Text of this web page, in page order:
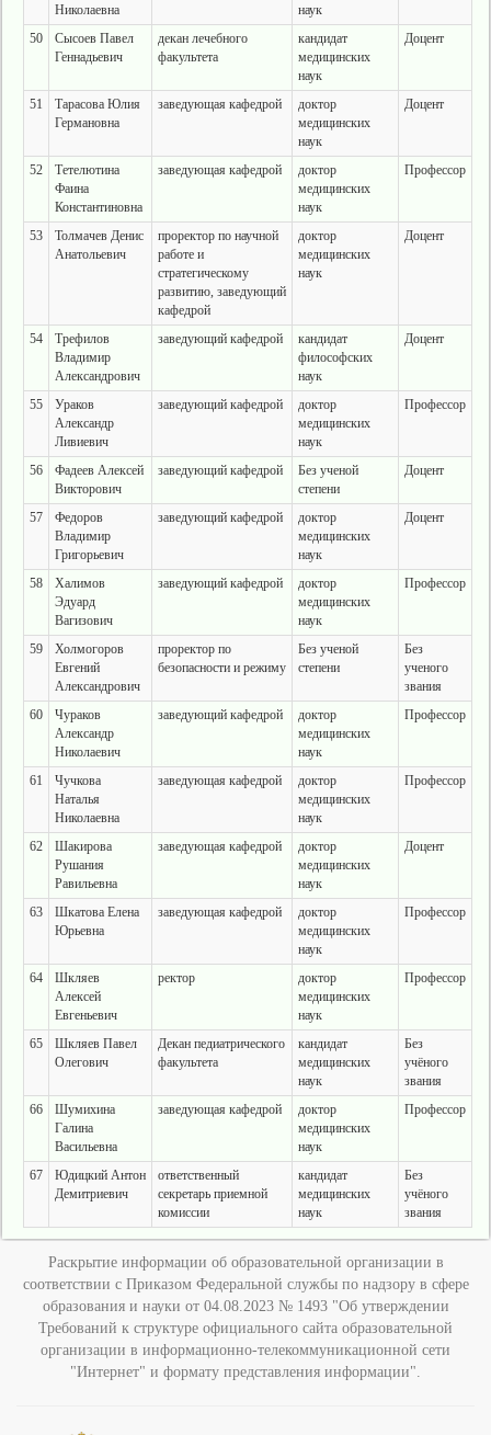
Николаевна
наук
50
Сысоев Павел
Геннадьевич
декан лечебного
факультета
кандидат
медицинских
наук
Доцент
51
Тарасова Юлия
Германовна
заведующая кафедрой
доктор
медицинских
наук
Доцент
52
Тетелютина
Фаина
Константиновна
заведующая кафедрой
доктор
медицинских
наук
Профессор
53
Толмачев Денис
Анатольевич
проректор по научной
работе и
стратегическому
развитию, заведующий
кафедрой
доктор
медицинских
наук
Доцент
54
Трефилов
Владимир
Александрович
заведующий кафедрой
кандидат
философских
наук
Доцент
55
Ураков
Александр
Ливиевич
заведующий кафедрой
доктор
медицинских
наук
Профессор
56
Фадеев Алексей
Викторович
заведующий кафедрой
Без ученой
степени
Доцент
57
Федоров
Владимир
Григорьевич
заведующий кафедрой
доктор
медицинских
наук
Доцент
58
Халимов
Эдуард
Вагизович
заведующий кафедрой
доктор
медицинских
наук
Профессор
59
Холмогоров
Евгений
Александрович
проректор по
безопасности и режиму
Без ученой
степени
Без
ученого
звания
60
Чураков
Александр
Николаевич
заведующий кафедрой
доктор
медицинских
наук
Профессор
61
Чучкова
Наталья
Николаевна
заведующая кафедрой
доктор
медицинских
наук
Профессор
62
Шакирова
Рушания
Равильевна
заведующая кафедрой
доктор
медицинских
наук
Доцент
63
Шкатова Елена
Юрьевна
заведующая кафедрой
доктор
медицинских
наук
Профессор
64
Шкляев
Алексей
Евгеньевич
ректор
доктор
медицинских
наук
Профессор
65
Шкляев Павел
Олегович
Декан педиатрического
факультета
кандидат
медицинских
наук
Без
учёного
звания
66
Шумихина
Галина
Васильевна
заведующая кафедрой
доктор
медицинских
наук
Профессор
67
Юдицкий Антон
Демитриевич
ответственный
секретарь приемной
комиссии
кандидат
медицинских
наук
Без
учёного
звания
Раскрытие информации об образовательной организации в
соответствии с Приказом Федеральной службы по надзору в сфере
образования и науки от 04.08.2023 № 1493 "Об утверждении
Требований к структуре официального сайта образовательной
организации в информационно-телекоммуникационной сети
"Интернет" и формату представления информации".